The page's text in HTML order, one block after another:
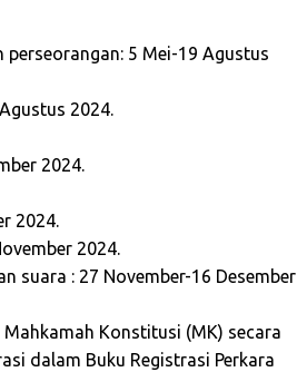
perseorangan: 5 Mei-19 Agustus
2024.
2024.
2024.
2024.
suara : 27 November-16 Desember
Konstitusi (MK) secara
dalam Buku Registrasi Perkara